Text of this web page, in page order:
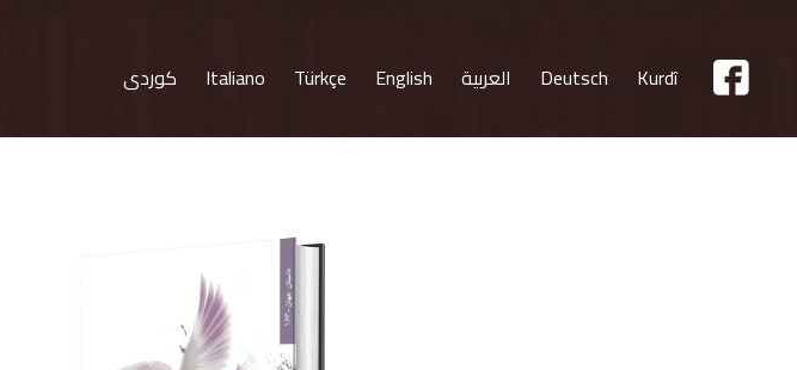
Kurdî
Deutsch العربية English
Türkçe
Italiano کوردی